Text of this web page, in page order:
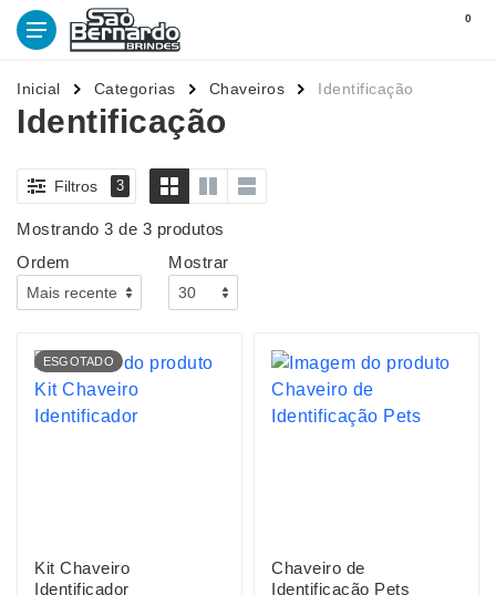
0
Inicial Categorias Chaveiros Identificação
Identificação
Filtros 3
Mostrando 3 de 3 produtos
Ordem
Mostrar
ESGOTADO
Kit Chaveiro
Identificador
Chaveiro de
Identificação Pets